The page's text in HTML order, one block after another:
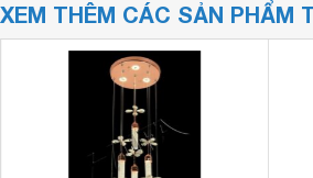
XEM THÊM CÁC SẢN PHẨM